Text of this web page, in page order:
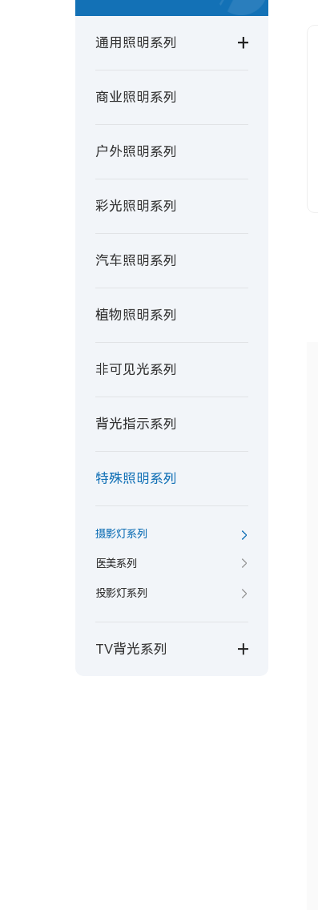
通用照明系列
商业照明系列
户外照明系列
彩光照明系列
汽车照明系列
植物照明系列
非可见光系列
背光指示系列
特殊照明系列
摄影灯系列
医美系列
投影灯系列
TV背光系列